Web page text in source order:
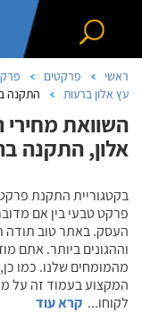
ראשי פרקטים
עץ אלון ברעות
התקנה
השוואת
אלון, התקנה
בקטגוריית התקנת
פרקט טבעי בין אם
העסק. באתר טוב תודה
וההגונים ביותר. אתם
מהמומחים שלנו. כמו
המקצוע בעמוד זה על
לקוחו... קרא עוד